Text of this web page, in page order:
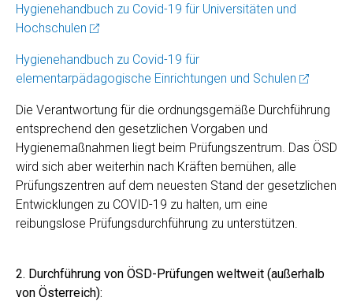
Hygienehandbuch zu Covid-19 für Universitäten und
Hochschulen
Hygienehandbuch zu Covid-19 für
elementarpädagogische Einrichtungen und Schulen
Die Verantwortung für die ordnungsgemäße Durchführung
entsprechend den gesetzlichen Vorgaben und
Hygienemaßnahmen liegt beim Prüfungszentrum. Das ÖSD
wird sich aber weiterhin nach Kräften bemühen, alle
Prüfungszentren auf dem neuesten Stand der gesetzlichen
Entwicklungen zu COVID-19 zu halten, um eine
reibungslose Prüfungsdurchführung zu unterstützen.
2. Durchführung von ÖSD-Prüfungen weltweit (außerhalb
von Österreich):